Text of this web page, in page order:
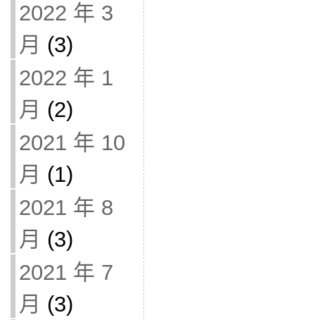
2022 年 3
月 (3)
2022 年 1
月 (2)
2021 年 10
月 (1)
2021 年 8
月 (3)
2021 年 7
月 (3)